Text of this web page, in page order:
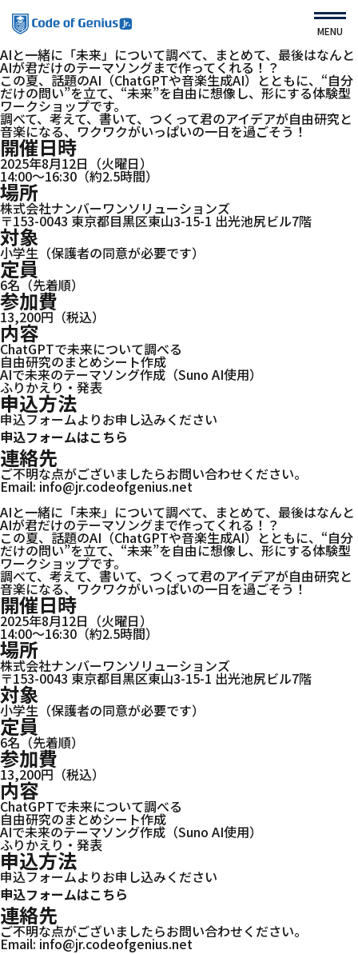
MENU
HOME
Service
コース・カリキュラム
体験会
教室紹介
COG（中高生対象）
すてむくらぶ（園児対象）
運営会社
利用規約
サイトマップ
List of Schools
オンライン校 フランチャイズ加盟はこちら
体験会詳細
AIと一緒に「未来」について調べて、まとめて、最後はなんと
――AIが君だけのテーマソングまで作ってくれる！？
この夏、話題のAI（ChatGPTや音楽生成AI）とともに、“自分
だけの問い”を立て、“未来”を自由に想像し、形にする体験型
ワークショップです。
調べて、考えて、書いて、つくって――君のアイデアが自由研究と
音楽になる、ワクワクがいっぱいの一日を過ごそう！
開催日時
2025年8月12日（火曜日）
14:00〜16:30（約2.5時間）
場所
株式会社ナンバーワンソリューションズ
〒153-0043 東京都目黒区東山3-15-1 出光池尻ビル7階
対象
小学生（保護者の同意が必要です）
定員
6名（先着順）
参加費
13,200円（税込）
内容
ChatGPTで未来について調べる
自由研究のまとめシート作成
AIで未来のテーマソング作成（Suno AI使用）
ふりかえり・発表
申込方法
申込フォームよりお申し込みください
申込フォームはこちら
連絡先
ご不明な点がございましたらお問い合わせください。
Email: info@jr.codeofgenius.net
AIと一緒に「未来」について調べて、まとめて、最後はなんと
――AIが君だけのテーマソングまで作ってくれる！？
この夏、話題のAI（ChatGPTや音楽生成AI）とともに、“自分
だけの問い”を立て、“未来”を自由に想像し、形にする体験型
ワークショップです。
調べて、考えて、書いて、つくって――君のアイデアが自由研究と
音楽になる、ワクワクがいっぱいの一日を過ごそう！
開催日時
2025年8月12日（火曜日）
14:00〜16:30（約2.5時間）
場所
株式会社ナンバーワンソリューションズ
〒153-0043 東京都目黒区東山3-15-1 出光池尻ビル7階
対象
小学生（保護者の同意が必要です）
定員
6名（先着順）
参加費
13,200円（税込）
内容
ChatGPTで未来について調べる
自由研究のまとめシート作成
AIで未来のテーマソング作成（Suno AI使用）
ふりかえり・発表
申込方法
申込フォームよりお申し込みください
申込フォームはこちら
連絡先
ご不明な点がございましたらお問い合わせください。
Email: info@jr.codeofgenius.net